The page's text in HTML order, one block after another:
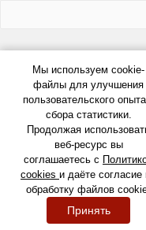
Даю согласие на
политики
×
Мы используем cookie-
файлы для улучшения
пользовательского
сбора статистики.
Продолжая
веб-ресурс вы
соглашаетесь с
cookies и даёте согласие
обработку файлов
Принять